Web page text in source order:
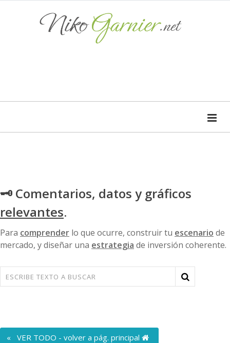
🗝 Comentarios, datos y gráficos
relevantes.
Para comprender lo que ocurre, construir tu escenario de
mercado, y diseñar una estrategia de inversión coherente.
« VER TODO - volver a pág. principal